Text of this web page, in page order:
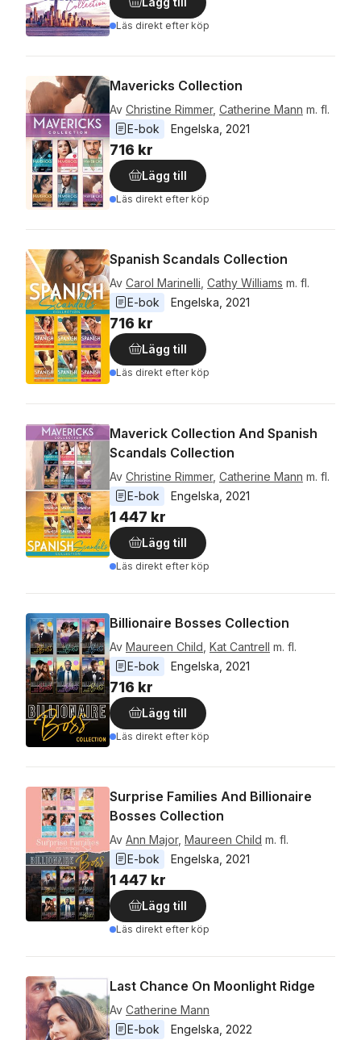
Läs direkt efter köp
Mavericks Collection
Av Christine Rimmer, Catherine Mann m. fl.
E-bok
Engelska 2021
716 kr
Lägg till
Läs direkt efter köp
Spanish Scandals Collection
Av Carol Marinelli, Cathy Williams m. fl.
E-bok
Engelska, 2021
716 kr
Lägg till
Läs direkt efter köp
Maverick Collection And Spanish
Scandals Collection
Av Christine Rimmer, Catherine Mann m. fl.
E-bok
Engelska 2021
1 447 kr
Lägg till
Läs direkt efter köp
Billionaire Bosses Collection
Av Maureen Child Kat Cantrell m. fl.
E-bok
Engelska 2021
716 kr
Lägg till
Läs direkt efter köp
Surprise Families And Billionaire
Bosses Collection
Av Ann Major, Maureen Child m. fl.
E-bok
Engelska 2021
1 447 kr
Lägg till
Läs direkt efter köp
Last Chance On Moonlight Ridge
Av Catherine Mann
E-bok
Engelska 2022